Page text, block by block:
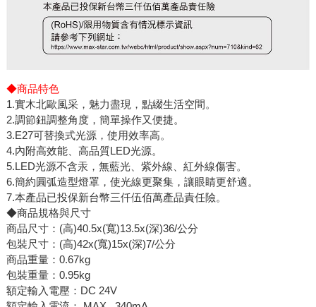
◆商品特色
1.實木北歐風采，魅力盡現，點綴生活空間。
2.調節鈕調整角度，簡單操作又便捷。
3.E27可替換式光源，使用效率高。
4.內附高效能、高品質LED光源。
5.LED光源不含汞，無藍光、紫外線、紅外線傷害。
6.簡約圓弧造型燈罩，使光線更聚集，讓眼睛更舒適。
7.本產品已投保新台幣三仟伍佰萬產品責任險。
◆商品規格與尺寸
商品尺寸：(高)40.5x(寬)13.5x(深)36/公分
包裝尺寸：(高)42x(寬)15x(深)7/公分
商品重量：0.67kg
包裝重量：0.95kg
額定輸入電壓：DC 24V